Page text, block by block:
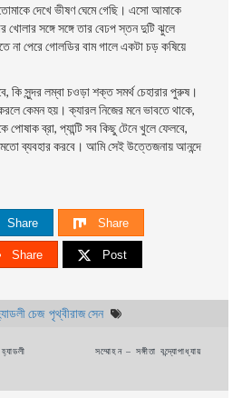
দেখে ভীষণ ঘেমে গেছি। এসাে আমাকে
খােলার সঙ্গে সঙ্গে তার বেঢপ স্তন দুটি ঝুলে
নাপেরে গােলডির বাম গালে একটা চড় কষিয়ে
কি সুন্দর লম্বা চওড়া শক্ত সমর্থ চেহারার পুরুষ।
কেমন হয়। ক্যারল নিজের মনে ভাবতে থাকে,
ব্রা, প্যান্টি সব কিছু টেনে খুলে ফেলবে,
ব্যবহার করবে। আমি সেই উত্তেজনায় আনন্দে
Share Share
Share Post
চেজ পৃথ্বীরাজ সেন
সম্মােহন – সঙ্গীতা বন্দ্যোপাধ্যায়